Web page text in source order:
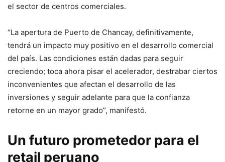
el sector de centros comerciales.
“La apertura de Puerto de Chancay, definitivamente,
tendrá un impacto muy positivo en el desarrollo comercial
del país. Las condiciones están dadas para seguir
creciendo; toca ahora pisar el acelerador, destrabar ciertos
inconvenientes que afectan el desarrollo de las
inversiones y seguir adelante para que la confianza
retorne en un mayor grado”, manifestó.
Un futuro prometedor para el
retail peruano